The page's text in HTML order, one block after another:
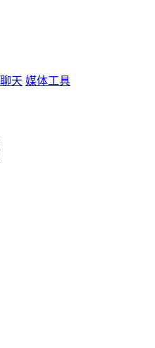
天 媒体工具